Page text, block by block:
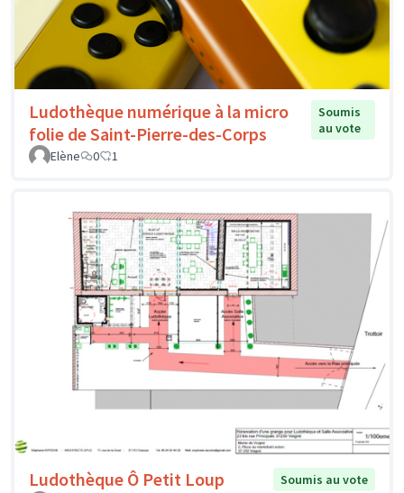
Ludothèque numérique à la micro
folie de Saint-Pierre-des-Corps
Soumis
au vote
Elène
0 1
Ludothèque Ô Petit Loup
Soumis au vote